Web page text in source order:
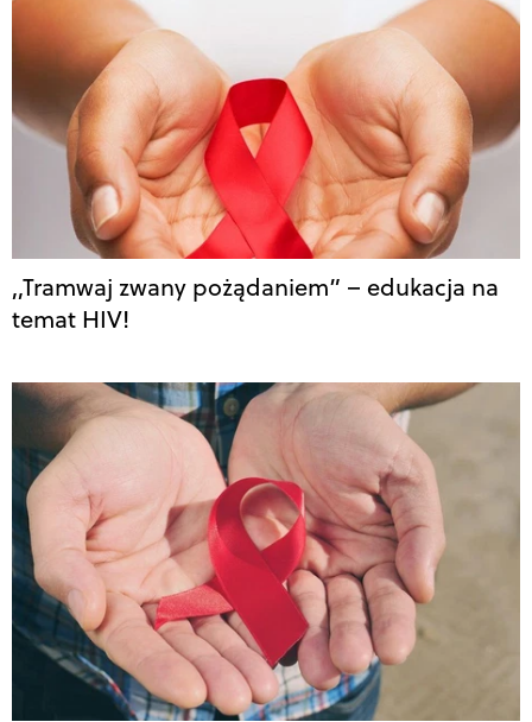
,,Tramwaj zwany pożądaniem” – edukacja na
temat HIV!